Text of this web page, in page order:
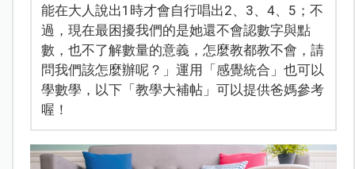
能在大人說出1時才會自行唱出2、3、4、5；不
過，現在最困擾我們的是她還不會認數字與點
數，也不了解數量的意義，怎麼教都教不會，請
問我們該怎麼辦呢？」運用「感覺統合」也可以
學數學，以下「教學大補帖」可以提供爸媽參考
喔！